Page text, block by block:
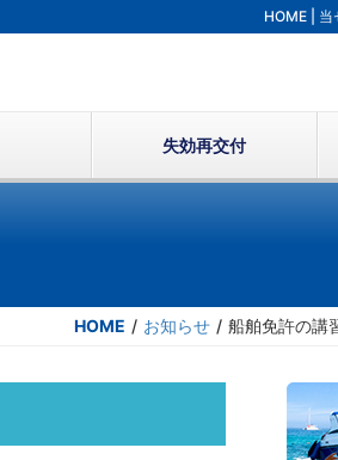
HOME 当
失効再交付
HOME / お知らせ / 船舶免許の講